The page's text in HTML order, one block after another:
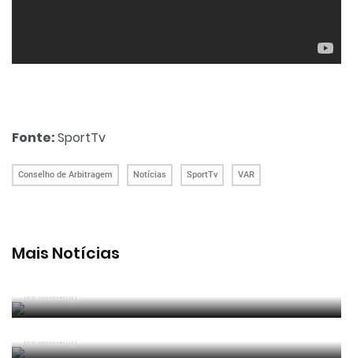
Fonte:SportTv
Conselho de Arbitragem Notícias SportTv VAR
Mais Notícias
Por RefereeTip
João Pinheiro nomeado pela FIFA para o Mundial
Por RefereeTip